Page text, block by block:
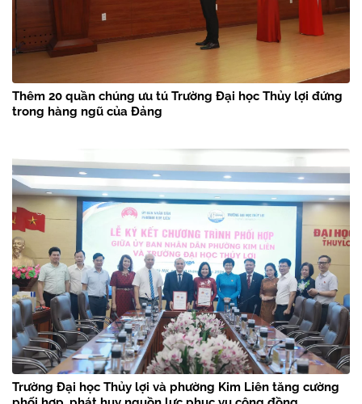
Thêm 20 quần chúng ưu tú Trường Đại học Thủy lợi đứng
trong hàng ngũ của Đảng
Trường Đại học Thủy lợi và phường Kim Liên tăng cường